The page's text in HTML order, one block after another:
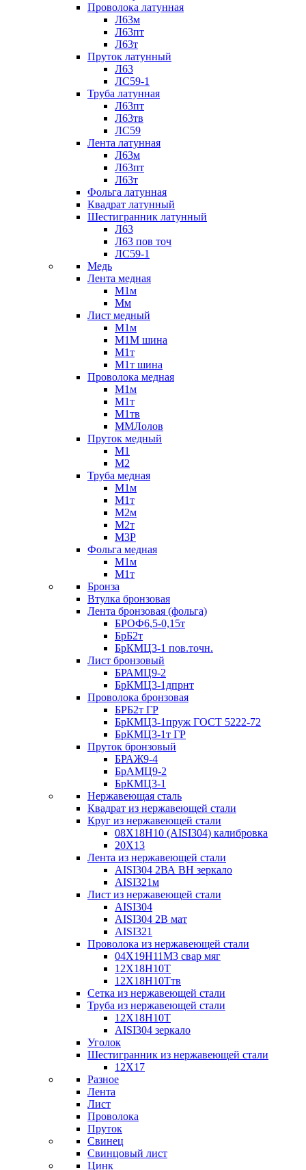
Проволока латунная
Л63м
Л63пт
Л63т
Пруток латунный
Л63
ЛС59-1
Труба латунная
Л63пт
Л63тв
ЛС59
Лента латунная
Л63м
Л63пт
Л63т
Фольга латунная
Квадрат латунный
Шестигранник латунный
Л63
Л63 пов точ
ЛС59-1
Медь
Лента медная
М1м
Мм
Лист медный
М1м
М1М шина
М1т
М1т шина
Проволока медная
М1м
М1т
М1тв
ММЛолов
Пруток медный
М1
М2
Труба медная
М1м
М1т
М2м
М2т
М3Р
Фольга медная
М1м
М1т
Бронза
Втулка бронзовая
Лента бронзовая (фольга)
БРОФ6,5-0,15т
БрБ2т
БрКМЦ3-1 пов.точн.
Лист бронзовый
БРАМЦ9-2
БрКМЦ3-1дпрнт
Проволока бронзовая
БРБ2т ГР
БрКМЦ3-1пруж ГОСТ 5222-72
БрКМЦ3-1т ГР
Пруток бронзовый
БРАЖ9-4
БрАМЦ9-2
БрКМЦ3-1
Нержавеющая сталь
Квадрат из нержавеющей стали
Круг из нержавеющей стали
08Х18Н10 (AISI304) калибровка
20Х13
Лента из нержавеющей стали
AISI304 2ВА ВН зеркало
AISI321м
Лист из нержавеющей стали
AISI304
AISI304 2В мат
AISI321
Проволока из нержавеющей стали
04Х19Н11М3 свар мяг
12Х18Н10Т
12Х18Н10Ттв
Сетка из нержавеющей стали
Труба из нержавеющей стали
12Х18Н10Т
AISI304 зеркало
Уголок
Шестигранник из нержавеющей стали
12Х17
Разное
Лента
Лист
Проволока
Пруток
Свинец
Свинцовый лист
Цинк